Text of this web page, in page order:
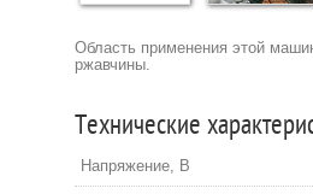
Область применения этой
ржавчины.
Технические
Напряжение, В